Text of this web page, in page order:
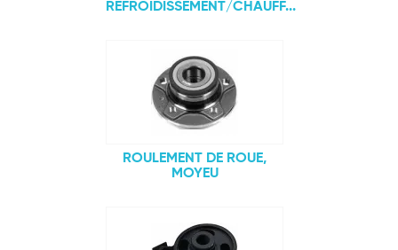
REFROIDISSEMENT/CHAUFF...
ROULEMENT DE ROUE,
MOYEU